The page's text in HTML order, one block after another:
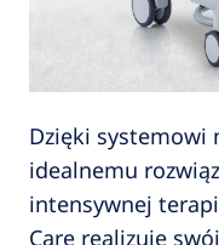
Dzięki systemowi
idealnemu
intensywnej
Care realizuje